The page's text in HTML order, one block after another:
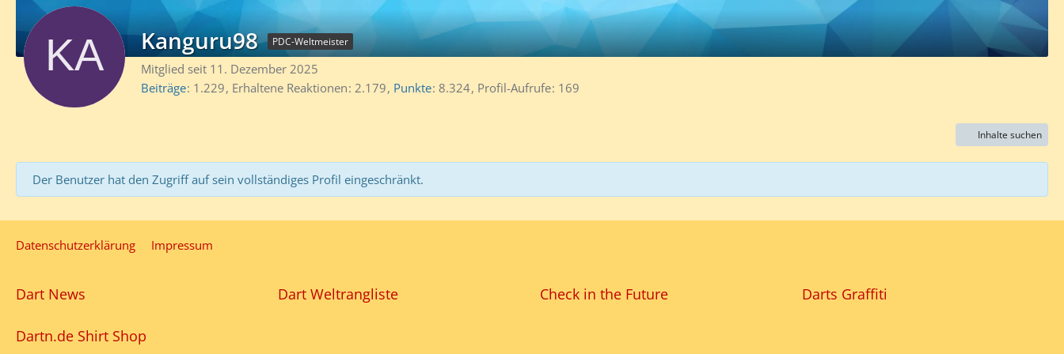
Kanguru98 PDC-Weltmeister
Mitglied seit 11. Dezember 2025
Beiträge 1.229 Erhaltene Reaktionen 2.179 Punkte 8.324 Profil-Aufrufe 169
Inhalte suchen
Der Benutzer hat den Zugriff auf sein vollständiges Profil eingeschränkt.
Datenschutzerklärung Impressum
Dart News Dart Weltrangliste Check in the Future Darts Graffiti
Dartn.de Shirt Shop